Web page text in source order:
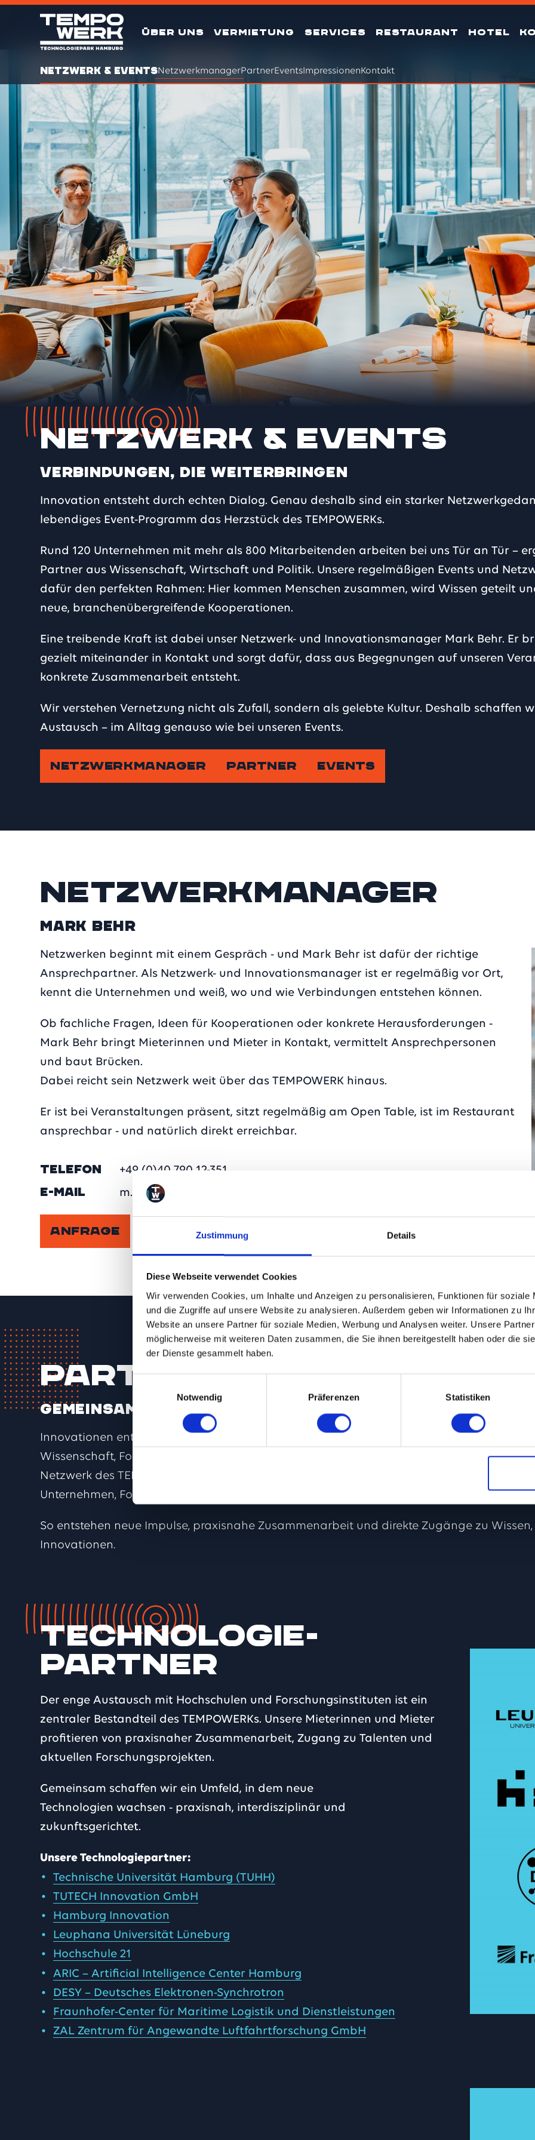
Zustimmung Details
Diese Webseite verwendet Cookies
Wir verwenden Cookies, um Inhalte und Anzeigen zu personalisieren, Funktionen für soziale
und die Zugriffe auf unsere Website zu analysieren. Außerdem geben wir Informationen zu
Website an unsere Partner für soziale Medien, Werbung und Analysen weiter. Unsere
möglicherweise mit weiteren Daten zusammen, die Sie ihnen bereitgestellt haben oder die
der Dienste gesammelt haben.
Notwendig
Präferenzen Statistiken
ÜBER UNS VERMIETUNG SERVICES RESTAURANT HOTEL
NETZWERK & EVENTSNetzwerkmanagerPartnerEvents ImpressionenKontakt
Netzwerk & Events
Verbindungen, die weiterbringen
Innovation entsteht durch echten Dialog. Genau deshalb sind ein starker
lebendiges Event-Programm das Herzstück des TEMPOWERKs.
Rund 120 Unternehmen mit mehr als 800 Mitarbeitenden arbeiten bei uns Tür an Tür –
Partner aus Wissenschaft, Wirtschaft und Politik. Unsere regelmäßigen Events und
dafür den perfekten Rahmen: Hier kommen Menschen zusammen, wird Wissen geteilt
neue, branchenübergreifende Kooperationen.
Eine treibende Kraft ist dabei unser Netzwerk- und Innovationsmanager Mark Behr. Er
gezielt miteinander in Kontakt und sorgt dafür, dass aus Begegnungen auf unseren
konkrete Zusammenarbeit entsteht.
Wir verstehen Vernetzung nicht als Zufall, sondern als gelebte Kultur. Deshalb schaffen
Austausch – im Alltag genauso wie bei unseren Events.
NETZWERKMANAGER PARTNER EVENTS
Netzwerkmanager
Mark Behr
Netzwerken beginnt mit einem Gespräch - und Mark Behr ist dafür der richtige
Ansprechpartner. Als Netzwerk- und Innovationsmanager ist er regelmäßig vor Ort,
kennt die Unternehmen und weiß, wo und wie Verbindungen entstehen können.
Ob fachliche Fragen, Ideen für Kooperationen oder konkrete Herausforderungen -
Mark Behr bringt Mieterinnen und Mieter in Kontakt, vermittelt Ansprechpersonen
und baut Brücken.
Dabei reicht sein Netzwerk weit über das TEMPOWERK hinaus.
Er ist bei Veranstaltungen präsent, sitzt regelmäßig am Open Table, ist im Restaurant
ansprechbar - und natürlich direkt erreichbar.
TELEFON +49 (0)40 790 12-351
E-MAIL m.behr@tempo-werk.de
ANFRAGE
Partner
Gemeinsam mehr bewegen
Innovationen entstehen selten allein. Deshalb arbeitet das TEMPOWERK eng mit starken
Wissenschaft, Forschung, Wirtschaft und Regionalentwicklung zusammen. Unsere
Netzwerk des TEMPOWERKs weit über den Campus hinaus und schaffen wertvolle
Unternehmen, Forschungseinrichtungen und regionalen Akteuren.
So entstehen neue Impulse, praxisnahe Zusammenarbeit und direkte Zugänge zu
Innovationen.
Technologie­
partner
Der enge Austausch mit Hochschulen und Forschungsinstituten ist ein
zentraler Bestandteil des TEMPOWERKs. Unsere Mieterinnen und Mieter
profitieren von praxisnaher Zusammenarbeit, Zugang zu Talenten und
aktuellen Forschungsprojekten.
Gemeinsam schaffen wir ein Umfeld, in dem neue
Technologien wachsen - praxisnah, interdisziplinär und
zukunftsgerichtet.
Unsere Technologiepartner:
Technische Universität Hamburg (TUHH)
TUTECH Innovation GmbH
Hamburg Innovation
Leuphana Universität Lüneburg
Hochschule 21
ARIC – Artificial Intelligence Center Hamburg
DESY – Deutsches Elektronen-Synchrotron
Fraunhofer-Center für Maritime Logistik und Dienstleistungen
ZAL Zentrum für Angewandte Luftfahrtforschung GmbH